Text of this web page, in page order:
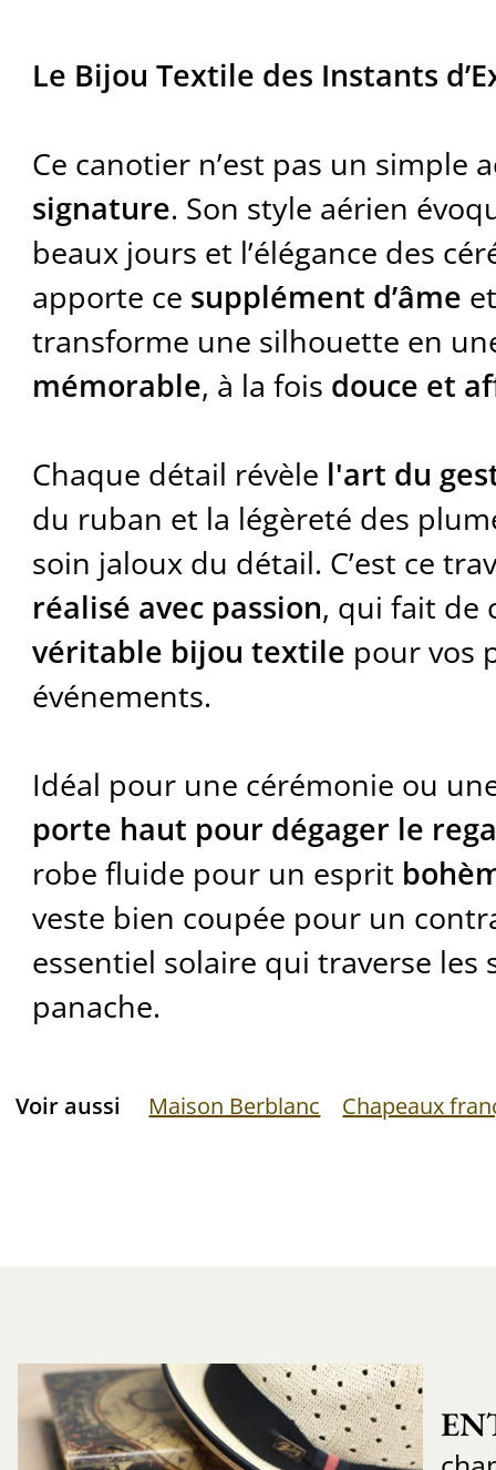
Le Bijou Textile des Instants
Ce canotier n’est pas un simple
signature. Son style aérien
beaux jours et l’élégance des
apporte ce supplément d’âme
transforme une silhouette en
mémorable, à la fois douce et
Chaque détail révèle l'art du
du ruban et la légèreté des
soin jaloux du détail. C’est ce
réalisé avec passion, qui fait de
véritable bijou textile pour vos
événements.
Idéal pour une cérémonie ou
porte haut pour dégager le
robe fluide pour un esprit
veste bien coupée pour un
essentiel solaire qui traverse les
panache.
Voir aussi Maison Berblanc Chapeaux